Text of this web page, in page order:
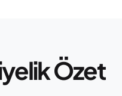
Özet